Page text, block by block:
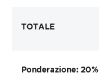
TOTALE
Ponderazione: 20%